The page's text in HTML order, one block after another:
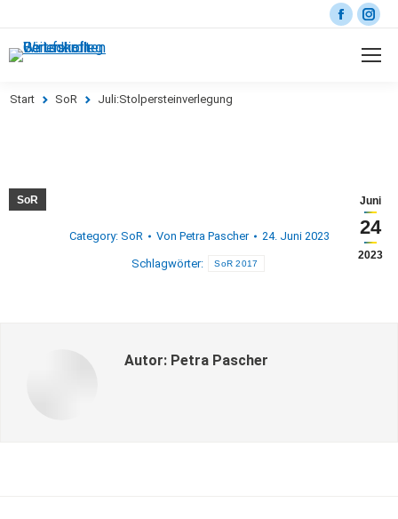
Sie befinden sich hier:
Start SoR Juli:Stolpersteinverlegung
Juni
24
2023
SoR
Category: SoR Von Petra Pascher 24. Juni 2023
Schlagwörter: SoR 2017
Autor: Petra Pascher